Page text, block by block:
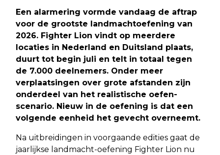
Een alarmering vormde vandaag de aftrap
voor de grootste landmachtoefening van
2026. Fighter Lion vindt op meerdere
locaties in Nederland en Duitsland plaats,
duurt tot begin juli en telt in totaal tegen
de 7.000 deelnemers. Onder meer
verplaatsingen over grote afstanden zijn
onderdeel van het realistische oefen-
scenario. Nieuw in de oefening is dat een
volgende eenheid het gevecht overneemt.
Na uitbreidingen in voorgaande edities gaat de
jaarlijkse landmacht-oefening Fighter Lion nu